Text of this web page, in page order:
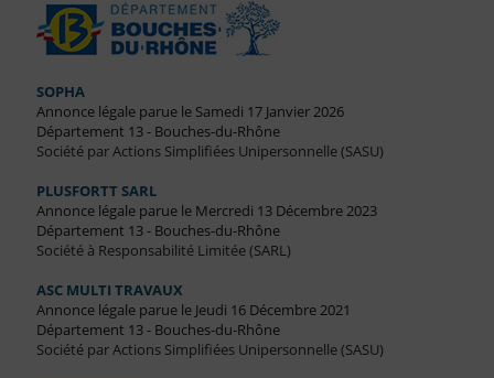
SOPHA
Annonce légale parue le Samedi 17 Janvier 2026
Département 13 - Bouches-du-Rhône
Société par Actions Simplifiées Unipersonnelle (SASU)
PLUSFORTT SARL
Annonce légale parue le Mercredi 13 Décembre 2023
Département 13 - Bouches-du-Rhône
Société à Responsabilité Limitée (SARL)
ASC MULTI TRAVAUX
Annonce légale parue le Jeudi 16 Décembre 2021
Département 13 - Bouches-du-Rhône
Société par Actions Simplifiées Unipersonnelle (SASU)